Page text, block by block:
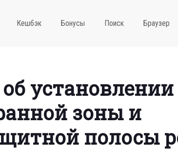
Кешбэк Бонусы Поиск Браузер
установлении
зоны и
полосы